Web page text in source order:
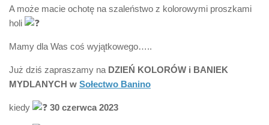
A może macie ochotę na szaleństwo z kolorowymi proszkami
holi
Mamy dla Was coś wyjątkowego…..
Już dziś zapraszamy na DZIEŃ KOLORÓW i BANIEK
MYDLANYCH w Sołectwo Banino
kiedy 30 czerwca 2023